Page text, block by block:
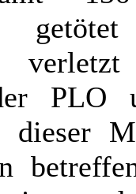
PLO
dieser